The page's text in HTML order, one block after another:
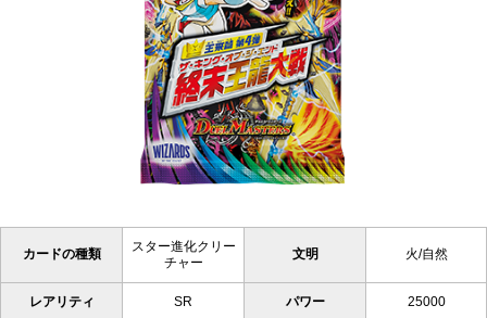
カードの種類
スター進化クリー
チャー
文明 火/自然
レアリティ SR パワー 25000